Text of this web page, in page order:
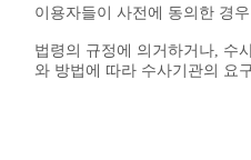
이용자들이 사전에 동의한 경우
법령의 규정에 의거하거나, 수
와 방법에 따라 수사기관의 요